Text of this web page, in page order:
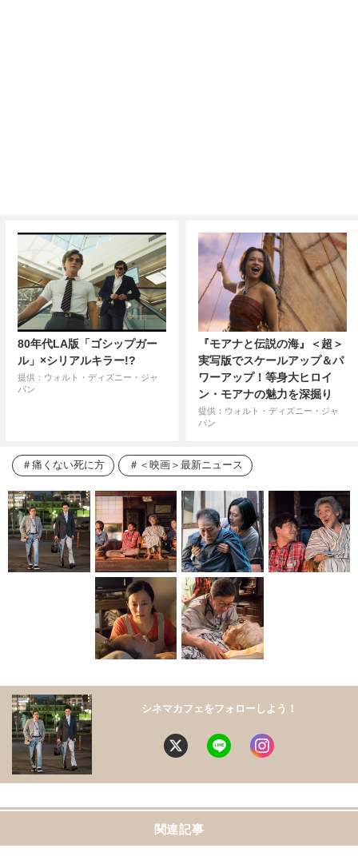
80年代LA版「ゴシップガー
ル」×シリアルキラー!?
提供：ウォルト・ディズニー・ジャ
パン
『モアナと伝説の海』＜超＞
実写版でスケールアップ＆パ
ワーアップ！等身大ヒロイ
ン・モアナの魅力を深掘り
提供：ウォルト・ディズニー・ジャ
パン
痛くない死に方 ＜映画＞最新ニュース
シネマカフェをフォローしよう！
関連記事